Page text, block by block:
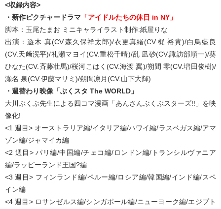
<収録内容>
・新作ピクチャードラマ 「アイドルたちの休日 in NY」
脚本：玉尾たまお ミニキャライラスト制作:紙屋りな
出演：遊木 真(CV.森久保祥太郎)/衣更真緒(CV.梶 裕貴)/白鳥藍良
(CV.天﨑滉平)/礼瀬マヨイ(CV.重松千晴)/乱 凪砂(CV.諏訪部順一)/葵
ひなた(CV.斉藤壮馬)/桜河こはく(CV.海渡 翼)/朔間 零(CV.増田俊樹)/
瀬名 泉(CV.伊藤マサミ)/朔間凛月(CV.山下大輝)
・週替わり映像「ぶくスタ The WORLD」
大川ぶくぶ先生による四コマ漫画「あんさんぶくぶスターズ!!」を映
像化!
<1 週目> オーストラリア編/イタリア編/ハワイ編/ラスベガス編/アマ
ゾン編/ジャマイカ編
<2 週目> パリ編/中国編/チェコ編/ロンドン編/トランシルヴァニア
編/ラッピーランド王国?編
<3 週目> フィンランド編/ペルー編/ロシア編/韓国編/インド編/スペ
イン編
<4 週目> ロサンゼルス編/シンガポール編/ニューヨーク編/エジプト